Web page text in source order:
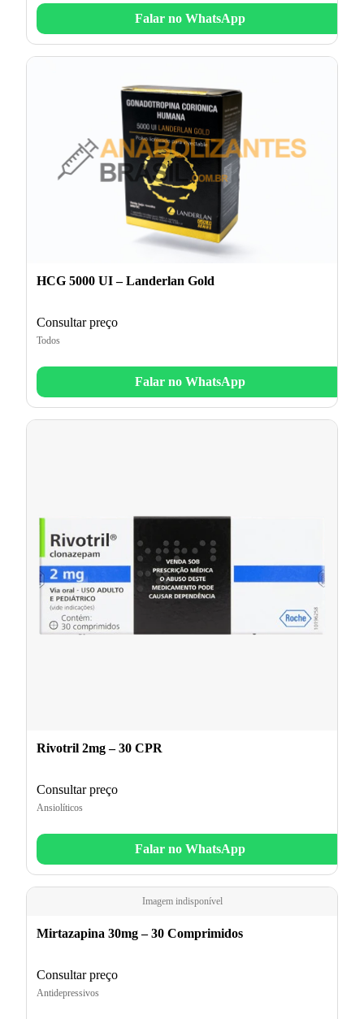
Falar no WhatsApp
HCG 5000 UI – Landerlan Gold
Consultar preço
Todos
Falar no WhatsApp
Rivotril 2mg – 30 CPR
Consultar preço
Ansiolíticos
Falar no WhatsApp
Imagem indisponível
Mirtazapina 30mg – 30 Comprimidos
Consultar preço
Antidepressivos